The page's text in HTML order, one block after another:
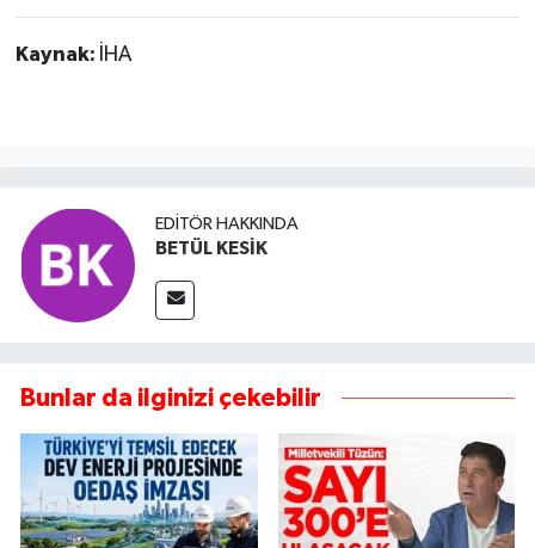
Kaynak: İHA
EDITÖR HAKKINDA
BETÜL KESİK
Bunlar da ilginizi çekebilir